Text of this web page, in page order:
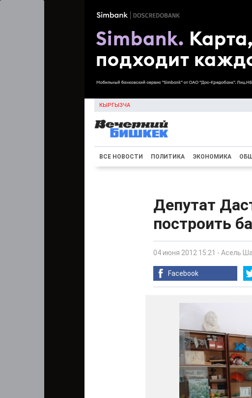
КЫРГЫЗЧА
ВСЕ НОВОСТИ ПОЛИТИКА ЭКОНОМИКА
Депутат
построить
04 июня 2012 15:21 - Асель
Facebook